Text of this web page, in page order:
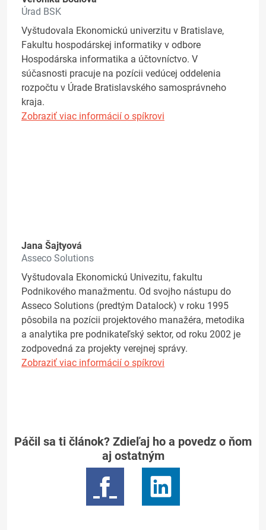
Úrad BSK
Vyštudovala Ekonomickú univerzitu v Bratislave,
Fakultu hospodárskej informatiky v odbore
Hospodárska informatika a účtovníctvo. V
súčasnosti pracuje na pozícii vedúcej oddelenia
rozpočtu v Úrade Bratislavského samosprávneho
kraja.
Zobraziť viac informácií o spíkrovi
Jana Šajtyová
Asseco Solutions
Vyštudovala Ekonomickú Univezitu, fakultu
Podnikového manažmentu. Od svojho nástupu do
Asseco Solutions (predtým Datalock) v roku 1995
pôsobila na pozícii projektového manažéra, metodika
a analytika pre podnikateľský sektor, od roku 2002 je
zodpovedná za projekty verejnej správy.
Zobraziť viac informácií o spíkrovi
Páčil sa ti článok? Zdieľaj ho a povedz o ňom
aj ostatným